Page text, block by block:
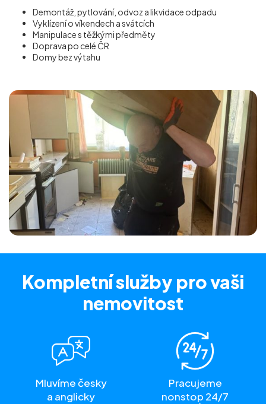
Demontáž, pytlování, odvoz a likvidace odpadu
Vyklízení o víkendech a svátcích
Manipulace s těžkými předměty
Doprava po celé ČR
Domy bez výtahu
Kompletní služby pro vaši
nemovitost
Mluvíme česky
a anglicky
Pracujeme
nonstop 24/7